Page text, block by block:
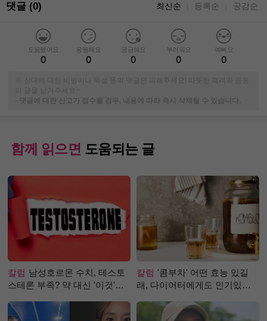
댓글 (0) 최신순 등록순 공감순
도움됐어요
0
응원해요
0
궁금해요
0
부러워요
0
예뻐요
0
※ 상대에 대한 비방이나 욕설 등의 댓글은 피해주세요! 따뜻한 격려와 응원
-
댓글에 대한 신고가 접수될 경우, 내용에 따라 즉시 삭제될 수 있습니다.
함께 읽으면 도움되는 글
칼럼 남성호르몬 수치, 테스토
스테론 부족? 약 대신 '이것'으
칼럼 '콤부차' 어떤 효능 있길
래, 다이어터에게도 인기있는